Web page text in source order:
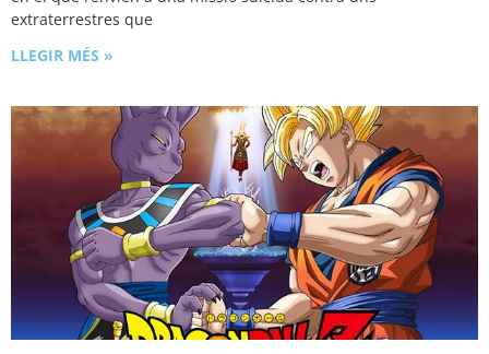
extraterrestres que
LLEGIR MÉS »